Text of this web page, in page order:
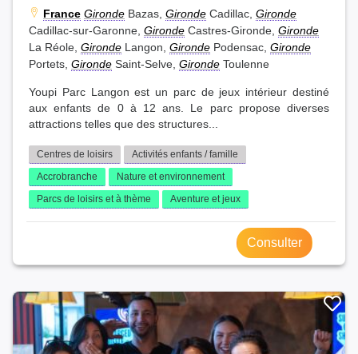
France Gironde Bazas, Gironde Cadillac, Gironde
Cadillac-sur-Garonne, Gironde Castres-Gironde, Gironde
La Réole, Gironde Langon, Gironde Podensac, Gironde
Portets, Gironde Saint-Selve, Gironde Toulenne
Youpi Parc Langon est un parc de jeux intérieur destiné
aux enfants de 0 à 12 ans. Le parc propose diverses
attractions telles que des structures...
Centres de loisirs
Activités enfants / famille
Accrobranche
Nature et environnement
Parcs de loisirs et à thème
Aventure et jeux
Consulter